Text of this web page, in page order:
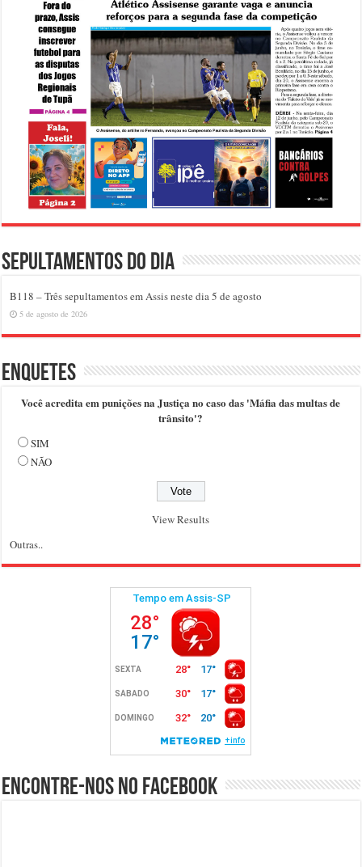
Sepultamentos do dia
B118 – Três sepultamentos em Assis neste dia 5 de agosto
5 de agosto de 2026
Enquetes
Você acredita em punições na Justiça no caso das 'Máfia das multas de
trânsito'?
SIM
NÃO
View Results
Outras..
Encontre-nos no Facebook